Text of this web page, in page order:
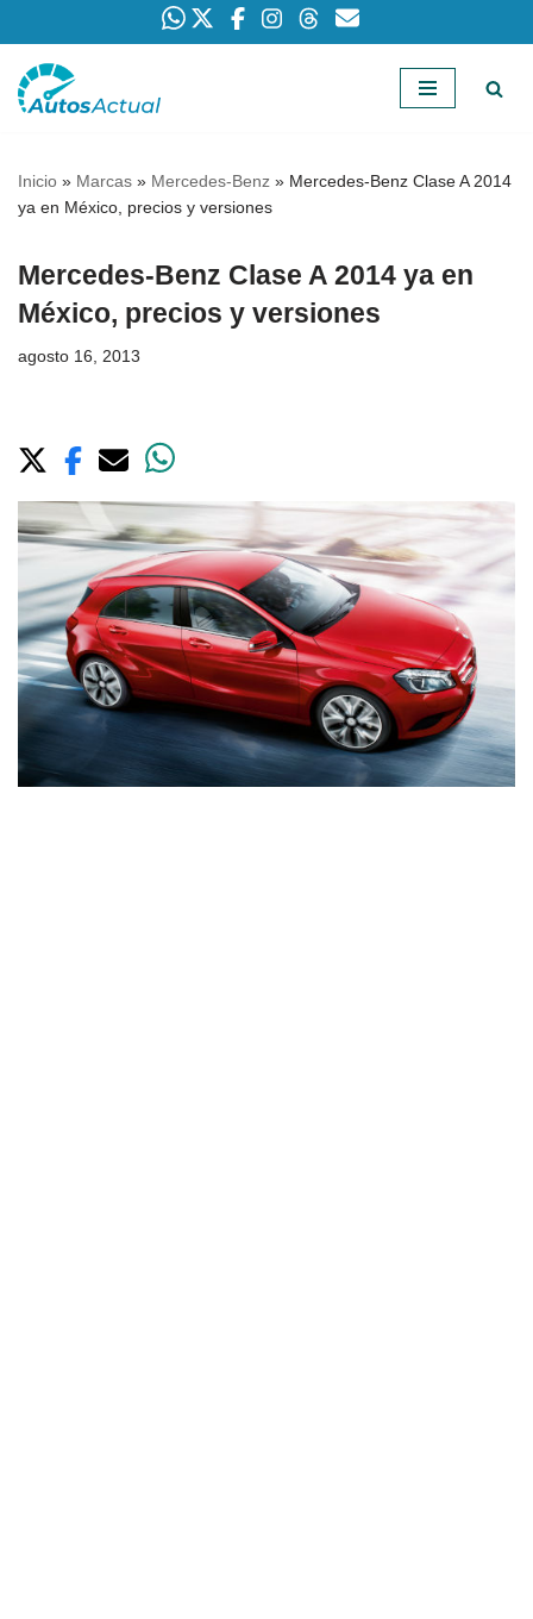
Saltar
Inicio » Marcas » Mercedes-Benz » Mercedes-Benz Clase A 2014
ya en México, precios y versiones
Mercedes-Benz Clase A 2014 ya en
México, precios y versiones
agosto 16, 2013